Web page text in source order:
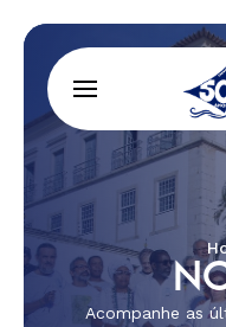
Acompanhe as